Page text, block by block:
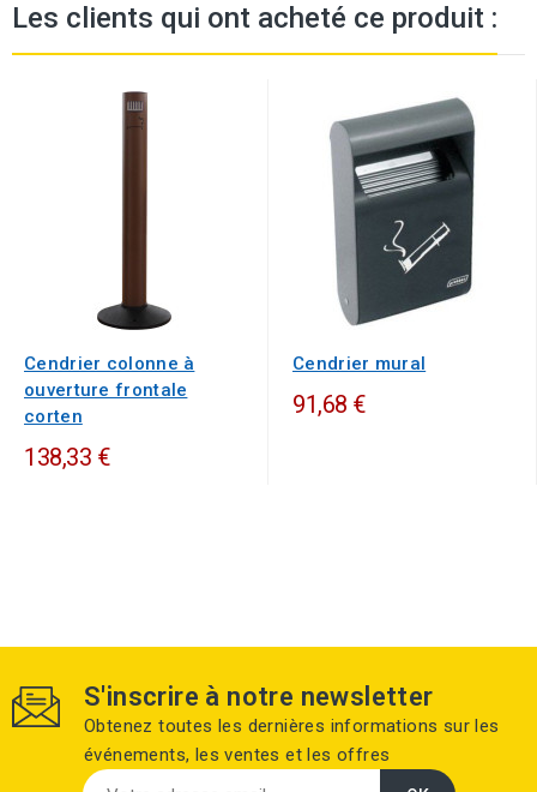
Les clients qui ont acheté ce produit :
Cendrier colonne à
ouverture frontale
corten
138,33 €
Cendrier mural
91,68 €
S'inscrire à notre newsletter
Obtenez toutes les dernières informations sur les
événements, les ventes et les offres